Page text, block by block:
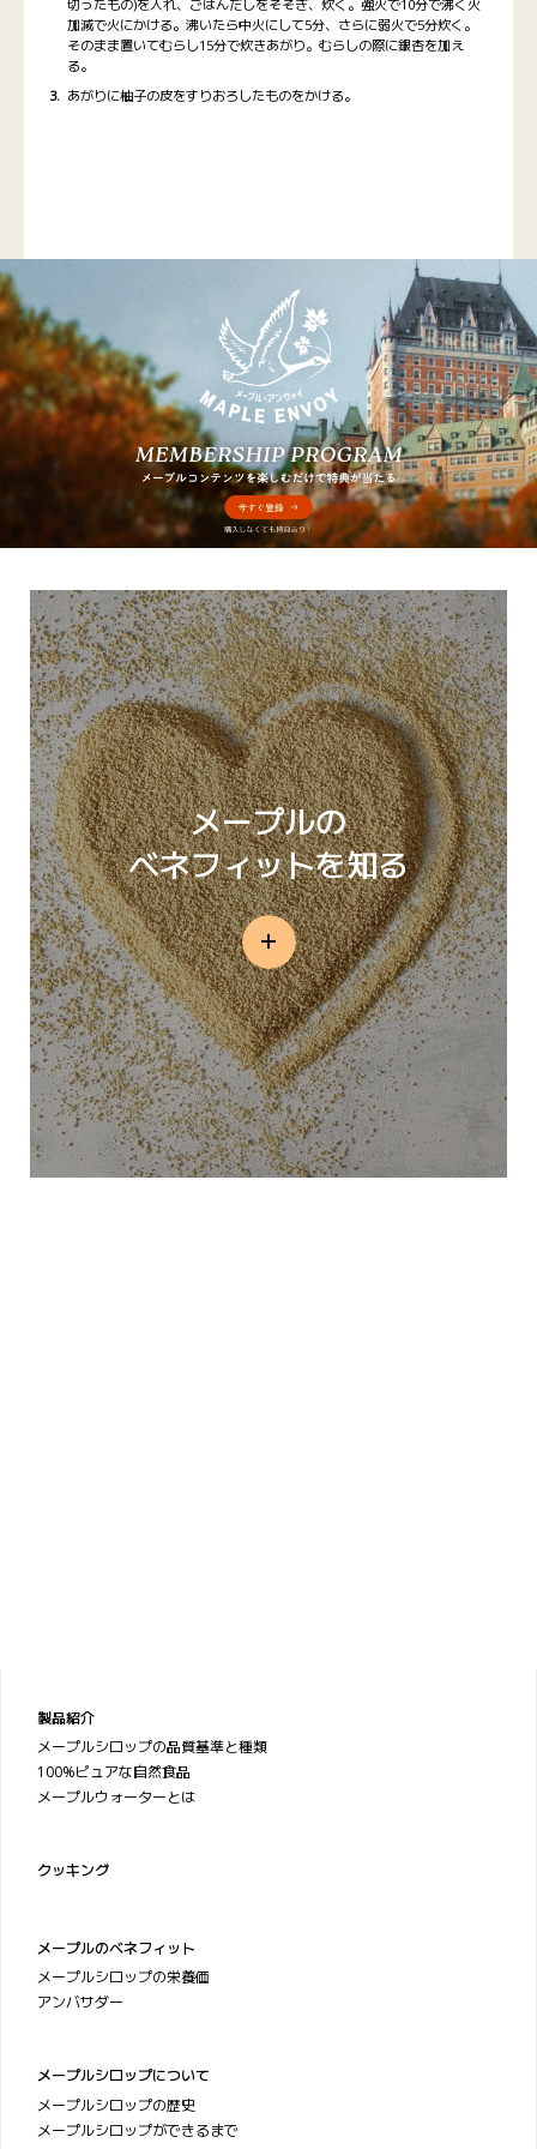
切ったもの)を入れ、ごはんだしをそそぎ、炊く。強火で10分で沸く火
加減で火にかける。沸いたら中火にして5分、さらに弱火で5分炊く。
そのまま置いてむらし15分で炊きあがり。むらしの際に銀杏を加え
る。
あがりに柚子の皮をすりおろしたものをかける。
メープルの
ベネフィットを知る
製品紹介
メープルシロップの品質基準と種類
100%ピュアな自然食品
メープルウォーターとは
クッキング
メープルのベネフィット
メープルシロップの栄養価
アンバサダー
メープルシロップについて
メープルシロップの歴史
メープルシロップができるまで